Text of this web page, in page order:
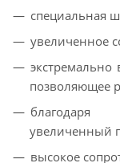
специальная
увеличенное
экстремально
позволяющее
благодаря
увеличенный
высокое